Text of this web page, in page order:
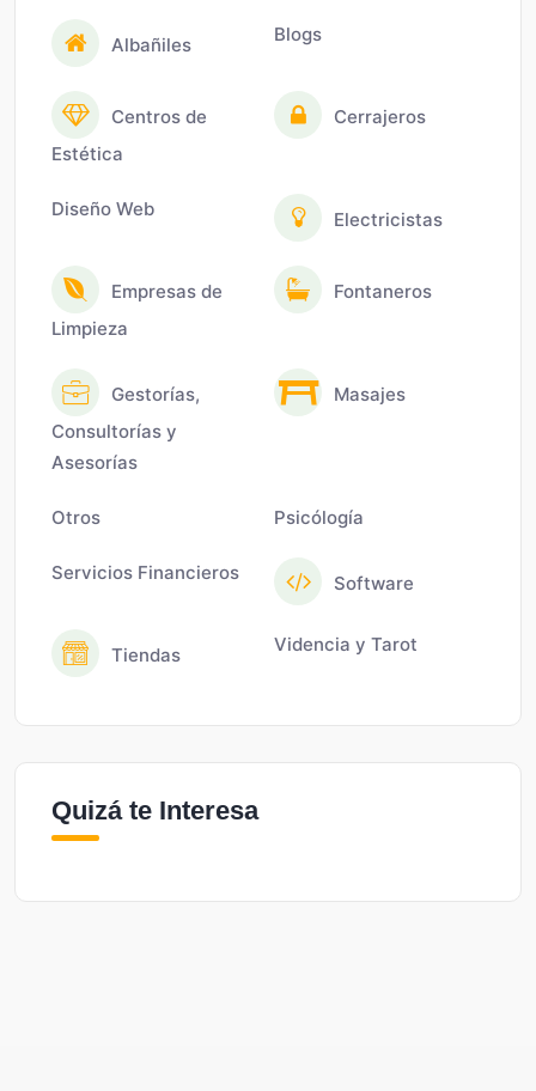
Albañiles Blogs
Centros de
Estética
Cerrajeros
Diseño Web Electricistas
Empresas de
Limpieza
Fontaneros
Gestorías,
Consultorías y
Asesorías
Masajes
Otros Psicólogía
Servicios Financieros Software
Tiendas Videncia y Tarot
Quizá te Interesa